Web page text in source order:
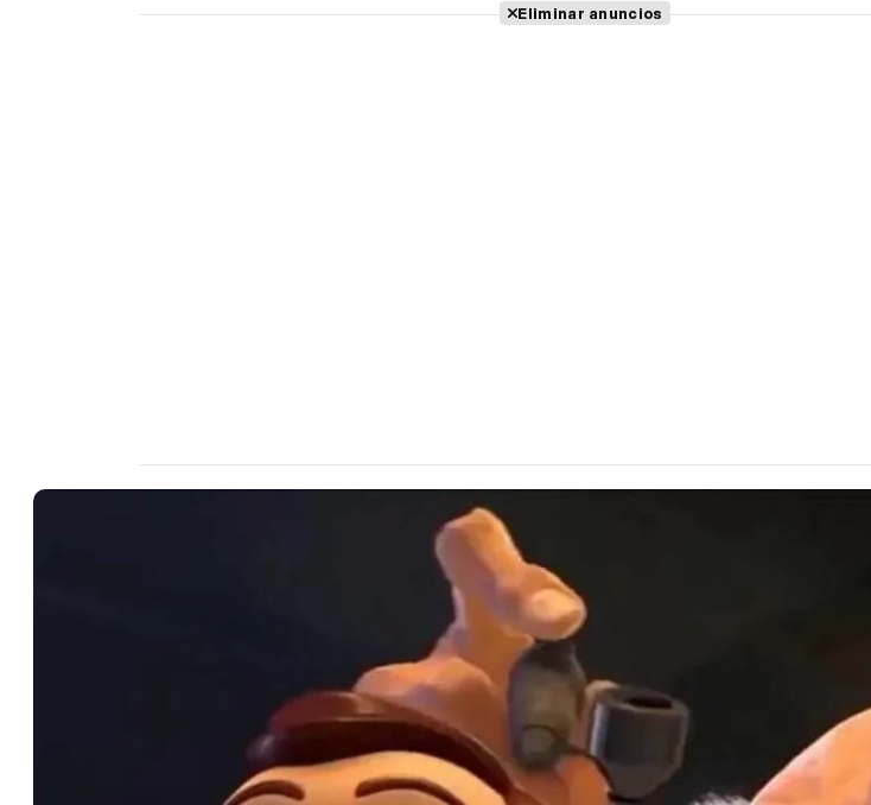
Eliminar anuncios